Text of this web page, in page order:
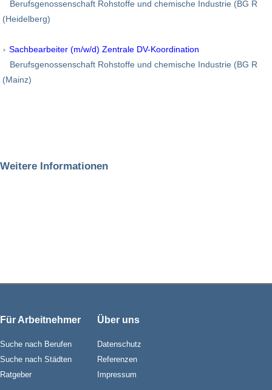
Berufsgenossenschaft Rohstoffe und chemische Industrie (BG R
(Heidelberg)
Sachbearbeiter (m/w/d) Zentrale DV-Koordination
Berufsgenossenschaft Rohstoffe und chemische Industrie (BG R
(Mainz)
Weitere Informationen
Für Arbeitnehmer
Suche nach Berufen
Suche nach Städten
Ratgeber
Über uns
Datenschutz
Referenzen
Impressum